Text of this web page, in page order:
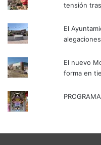
tensión
El
El nuevo
forma en